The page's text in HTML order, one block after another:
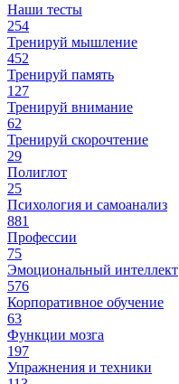
Наши тесты
254
Тренируй мышление
452
Тренируй память
127
Тренируй внимание
62
Тренируй скорочтение
29
Полиглот
25
Психология и самоанализ
881
Профессии
75
Эмоциональный интеллект
576
Корпоративное обучение
63
Функции мозга
197
Упражнения и техники